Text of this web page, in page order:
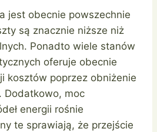
jest obecnie powszechnie
są znacznie niższe niż
Ponadto wiele stanów
oferuje obecnie
kosztów poprzez obniżenie
Dodatkowo, moc
energii rośnie
te sprawiają, że przejście